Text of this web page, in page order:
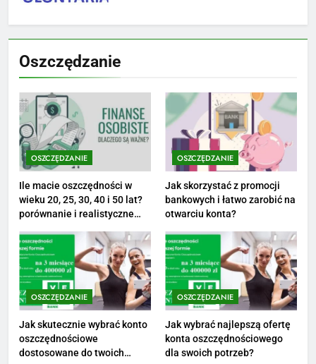
8
Netflix tagger — czym jest,
1
Ile zarabia striptizer: poznaj
aktualne stawki męskiego
striptizera
ZAROBKI
2
Ile zarabia psycholog szkolny:
poznaj średnie zarobki na tym
stanowisku
ZAROBKI
3
Ile zarabia florysta — średnie
zarobki, dodatki i sposoby na
podwyżkę
ZAROBKI
Oszczędzanie
OSZCZĘDZANIE
Ile macie oszczędności w
wieku 20, 25, 30, 40 i 50 lat?
porównanie i realistyczne
OSZCZĘDZANIE
Jak skorzystać z promocji
bankowych i łatwo zarobić na
otwarciu konta?
OSZCZĘDZANIE
Jak skutecznie wybrać konto
oszczędnościowe
dostosowane do twoich
OSZCZĘDZANIE
Jak wybrać najlepszą ofertę
konta oszczędnościowego
dla swoich potrzeb?